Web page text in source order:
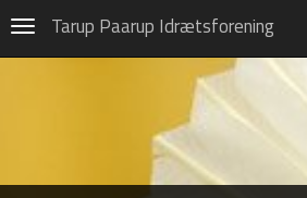
NavigationTarup Paarup Idrætsforening
Badminton
Om TPI Badminton
Privatlivspolitik (GDPR)